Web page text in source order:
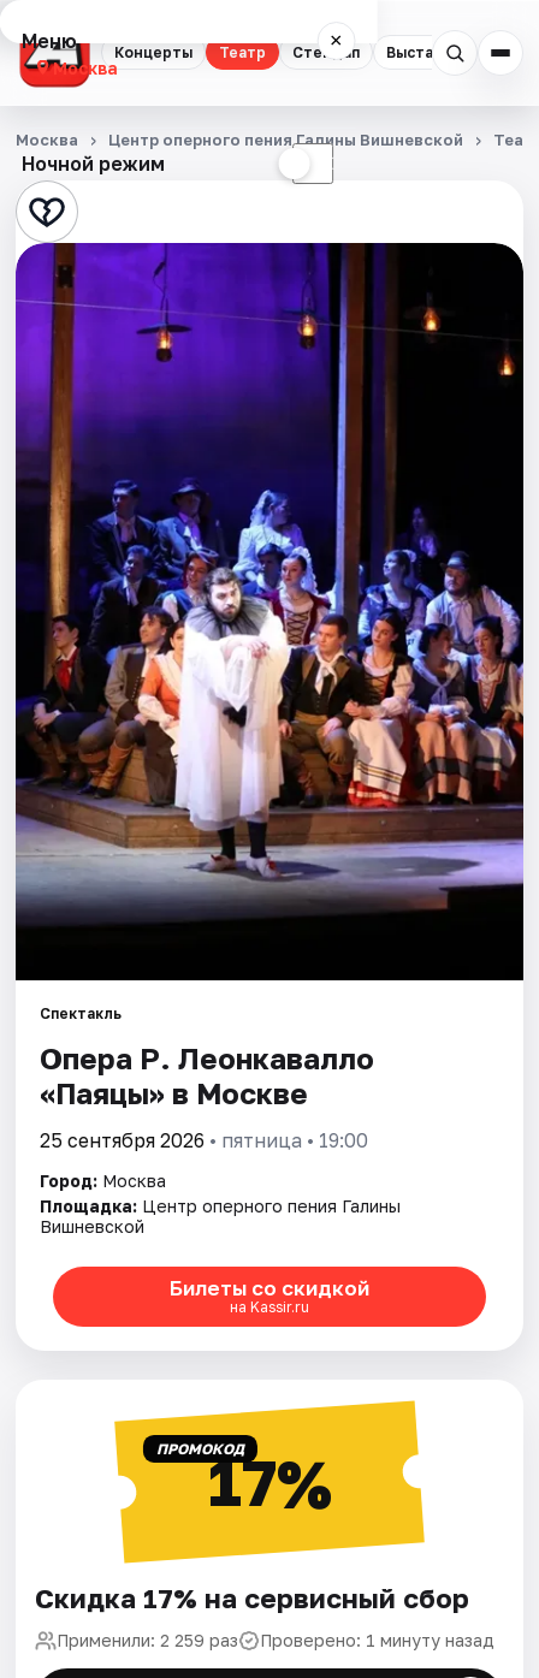
Концерты Театр Стендап Выставки
Меню ×
Москва
Концерты
Театр
Стендап
Выставки
Экскурсии
Спорт
События
Города
Площадки
Артисты
Рейтинги
Ночной режим ☾
Москва Центр оперного пения Галины Вишневской
Спектакль
Опера Р. Леонкавалло
«Паяцы» в Москве
25 сентября 2026 • пятница • 19:00
Город: Москва
Площадка: Центр оперного пения Галины
Вишневской
Билеты со скидкой
на Kassir.ru
ПРОМОКОД17%
Скидка 17% на сервисный сбор
Применили: 2 259 раз Проверено: 1 минуту назад